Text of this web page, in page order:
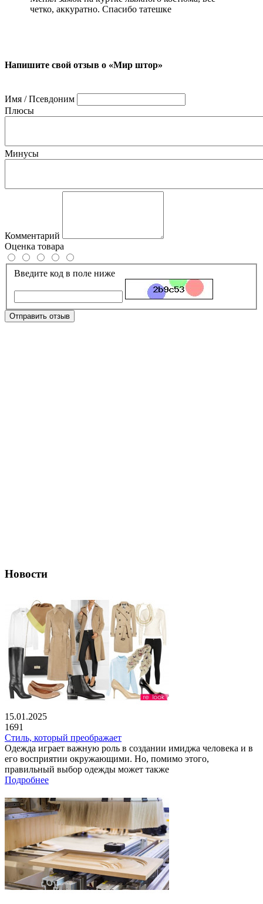
четко, аккуратно. Спасибо татешке
Напишите свой отзыв о «Мир штор»
Имя / Псевдоним
Плюсы
Минусы
Комментарий
Оценка товара
Введите код в поле ниже
Отправить отзыв
Новости
15.01.2025
1691
Стиль, который преображает
Одежда играет важную роль в создании имиджа человека и в
его восприятии окружающими. Но, помимо этого,
правильный выбор одежды может также
Подробнее